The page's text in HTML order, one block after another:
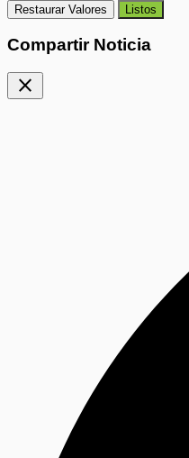
Restaurar Valores Listos
Compartir Noticia
close